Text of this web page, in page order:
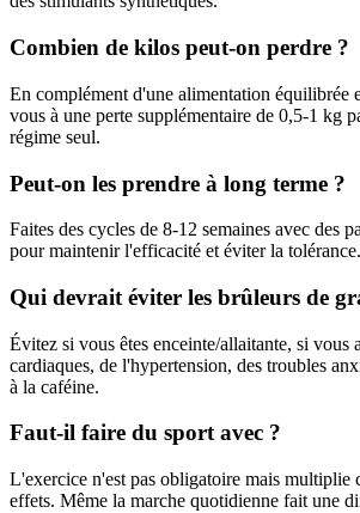
Combien de kilos peut-on perdre ?
En complément d'une alimentation équilibrée
vous à une perte supplémentaire de 0,5-1 kg
régime seul.
Peut-on les prendre à long terme ?
Faites des cycles de 8-12 semaines avec des
pour maintenir l'efficacité et éviter la tolérance.
Qui devrait éviter les brûleurs de
Évitez si vous êtes enceinte/allaitante, si vous
cardiaques, de l'hypertension, des troubles
à la caféine.
Faut-il faire du sport avec ?
L'exercice n'est pas obligatoire mais multiplie
effets. Même la marche quotidienne fait une